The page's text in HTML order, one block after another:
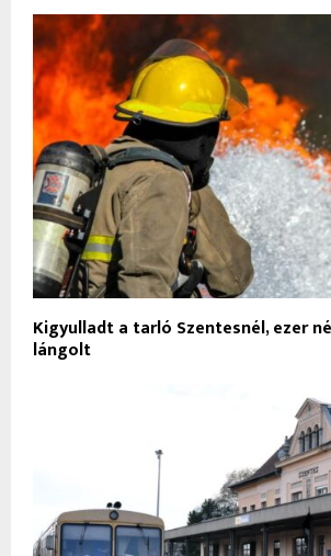
Kigyulladt a tarló Szentesnél, ezer
lángolt